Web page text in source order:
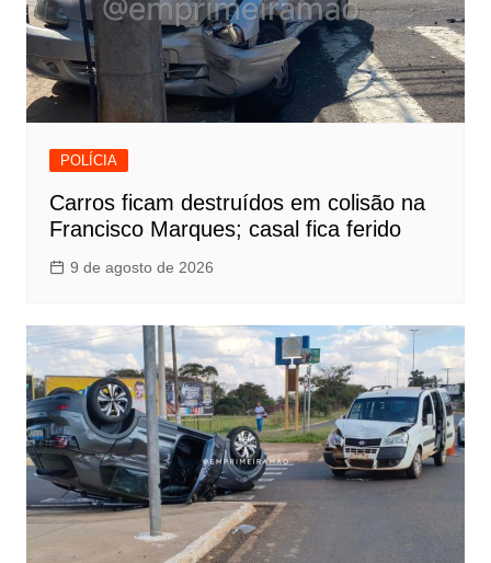
POLÍCIA
Carros ficam destruídos em colisão na
Francisco Marques; casal fica ferido
9 de agosto de 2026